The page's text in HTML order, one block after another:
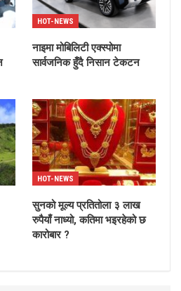
HOT-NEWS
नाइमा मोबिलिटी एक्स्पोमा
सार्वजनिक हुँदै निसान टेकटन
HOT-NEWS
सुनको मूल्य प्रतितोला ३ लाख
रुपैयाँ नाध्यो, कतिमा भइरहेको छ
कारोबार ?